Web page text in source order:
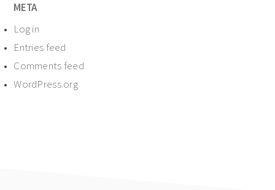
META
Log in
Entries feed
Comments feed
WordPress.org